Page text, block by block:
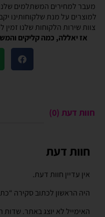
מעבר למחירים המשתלמים
למוצרים על מנת שלקוחותינו
צוות שירות הלקוחות שלנו
אז יאללה, כמה קליקים
חוות דעת (0)
חוות דעת
אין עדיין חוות דעת.
היה הראשון לכתוב סקירה
האימייל לא יוצג באתר. שדות